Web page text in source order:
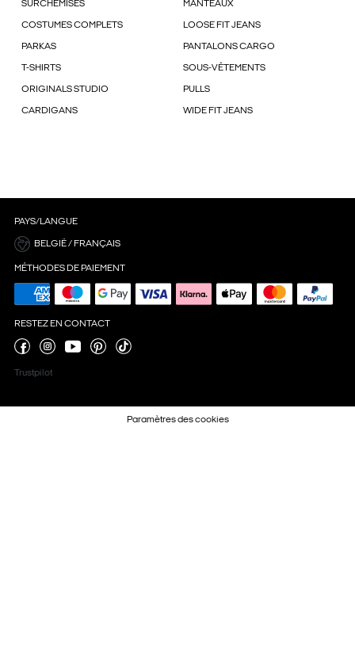
SURCHEMISES MANTEAUX
COSTUMES COMPLETS LOOSE FIT JEANS
PARKAS PANTALONS CARGO
T-SHIRTS SOUS-VÊTEMENTS
ORIGINALS STUDIO PULLS
CARDIGANS WIDE FIT JEANS
PAYS/LANGUE
BELGIË / FRANÇAIS
MÉTHODES DE PAIEMENT
RESTEZ EN CONTACT
Trustpilot
Paramètres des cookies